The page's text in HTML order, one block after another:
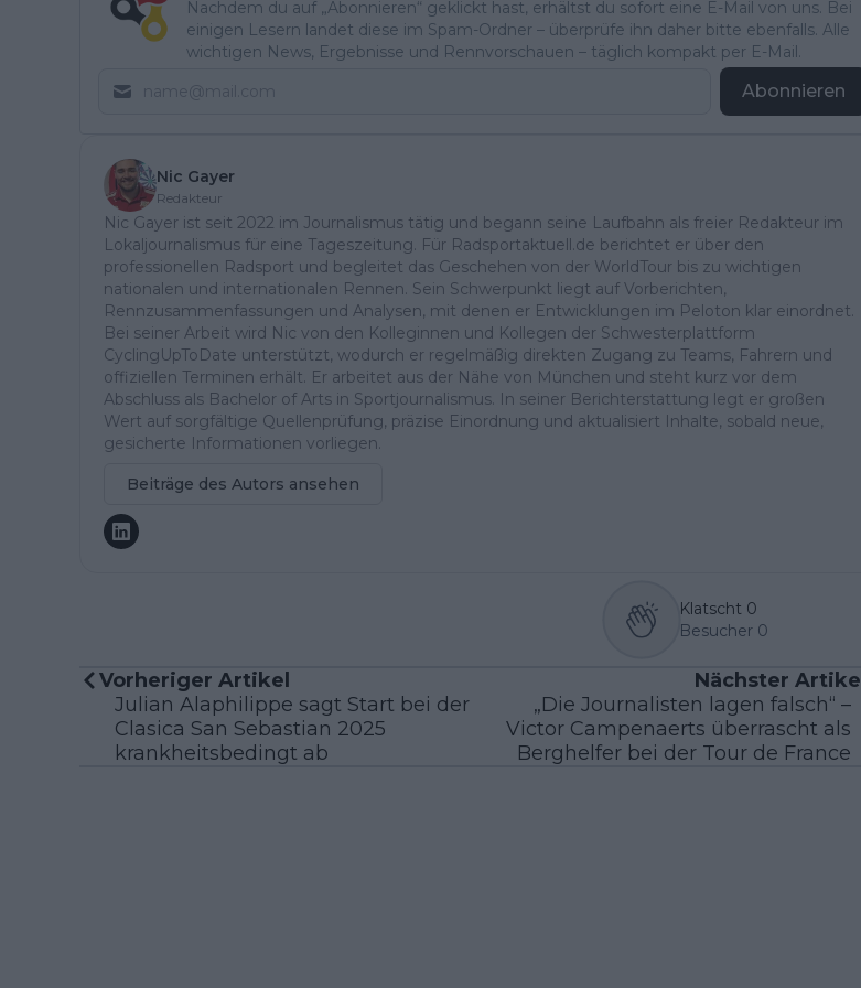
Nachdem du auf „Abonnieren“ geklickt hast, erhältst du sofort eine E-Mail von uns. Bei
einigen Lesern landet diese im Spam-Ordner – überprüfe ihn daher bitte ebenfalls. Alle
wichtigen News, Ergebnisse und Rennvorschauen – täglich kompakt per E-Mail.
Abonnieren
Nic Gayer
Redakteur
Nic Gayer ist seit 2022 im Journalismus tätig und begann seine Laufbahn als freier Redakteur im
Lokaljournalismus für eine Tageszeitung. Für Radsportaktuell.de berichtet er über den
professionellen Radsport und begleitet das Geschehen von der WorldTour bis zu wichtigen
nationalen und internationalen Rennen. Sein Schwerpunkt liegt auf Vorberichten,
Rennzusammenfassungen und Analysen, mit denen er Entwicklungen im Peloton klar einordnet.
Bei seiner Arbeit wird Nic von den Kolleginnen und Kollegen der Schwesterplattform
CyclingUpToDate unterstützt, wodurch er regelmäßig direkten Zugang zu Teams, Fahrern und
offiziellen Terminen erhält. Er arbeitet aus der Nähe von München und steht kurz vor dem
Abschluss als Bachelor of Arts in Sportjournalismus. In seiner Berichterstattung legt er großen
Wert auf sorgfältige Quellenprüfung, präzise Einordnung und aktualisiert Inhalte, sobald neue,
gesicherte Informationen vorliegen.
Beiträge des Autors ansehen
Klatscht 0
Besucher 0
Vorheriger Artikel
Julian Alaphilippe sagt Start bei der
Clasica San Sebastian 2025
krankheitsbedingt ab
Nächster Artikel
„Die Journalisten lagen falsch“ –
Victor Campenaerts überrascht als
Berghelfer bei der Tour de France